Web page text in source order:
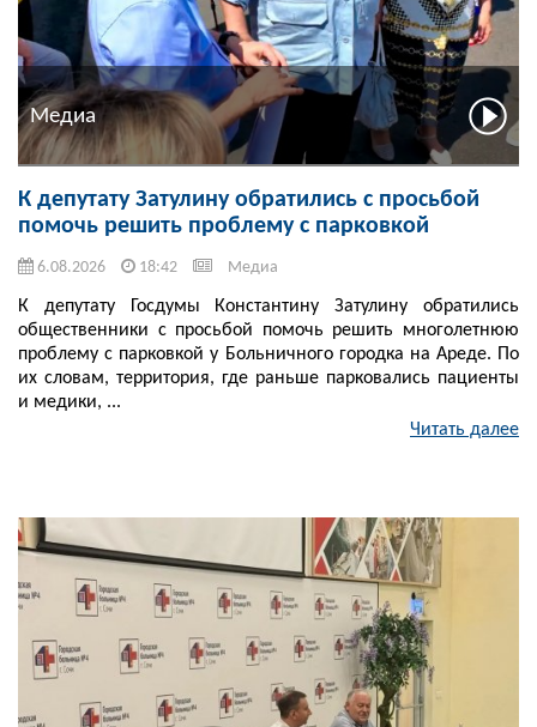
Медиа
К депутату Затулину обратились с просьбой
помочь решить проблему с парковкой
6.08.2026 18:42 Медиа
К депутату Госдумы Константину Затулину обратились
общественники с просьбой помочь решить многолетнюю
проблему с парковкой у Больничного городка на Ареде. По
их словам, территория, где раньше парковались пациенты
и медики, ...
Читать далее